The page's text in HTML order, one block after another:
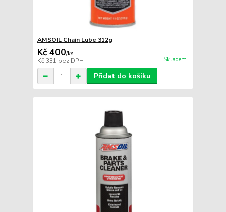
AMSOIL Chain Lube 312g
Kč 400/ks
Kč 331 bez DPH Skladem
Přidat do košíku